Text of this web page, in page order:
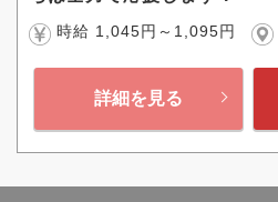
時給 1,045円～1,095円
詳細を見る